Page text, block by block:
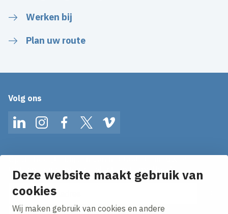
Deze website maakt gebruik van
cookies
Wij maken gebruik van cookies en andere
Werken bij
Plan uw route
Volg ons
LinkedInInstagramFacebookTwitterVimeo
Ontvang onze nieuws alerts in je mailbox!
E-mailadres
Ik ga akkoord met hetprivacy statement.